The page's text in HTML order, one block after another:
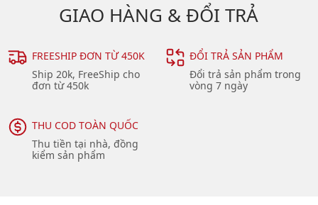
GIAO HÀNG & ĐỔI TRẢ
FREESHIP ĐƠN TỪ 450K
Ship 20k, FreeShip cho
đơn từ 450k
ĐỔI TRẢ SẢN PHẨM
Đổi trả sản phẩm trong
vòng 7 ngày
THU COD TOÀN QUỐC
Thu tiền tại nhà, đồng
kiểm sản phẩm